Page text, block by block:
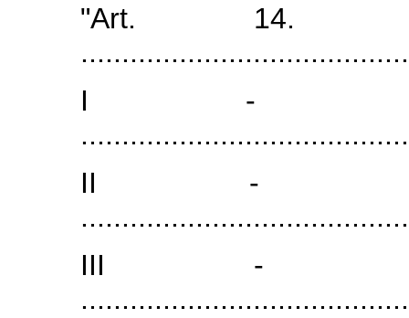
"Art. 14.
I -
II -
III -